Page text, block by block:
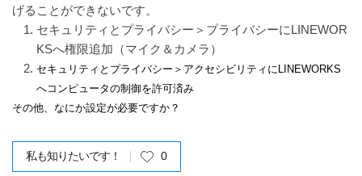
げることができないです。
セキュリティとプライバシー＞プライバシーにLINEWOR
KSへ権限追加（マイク＆カメラ）
セキュリティとプライバシー＞アクセシビリティにLINEWORKS
へコンピュータの制御を許可済み
その他、なにか設定が必要ですか？
私も知りたいです！ 0